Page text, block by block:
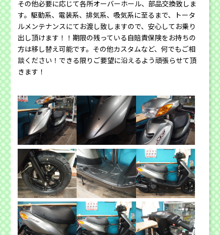
その他必要に応じて各所オーバーホール、部品交換致しま
す。駆動系、電装系、排気系、吸気系に至るまで、トータ
ルメンテナンスにてお渡し致しますので、安心してお乗り
出し頂けます！！期限の残っている自賠責保険をお持ちの
方は移し替え可能です。その他カスタムなど、何でもご相
談ください！できる限りご要望に沿えるよう頑張らせて頂
きます！